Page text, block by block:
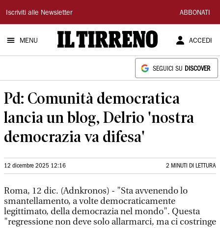
Il
Tirreno
Iscriviti alle Newsletter ABBONATI
MENU ACCEDI
SEGUICI SU DISCOVER
Pd: Comunità democratica
lancia un blog, Delrio 'nostra
democrazia va difesa'
12 dicembre 2025 12:16 2 MINUTI DI LETTURA
Roma, 12 dic. (Adnkronos) - "Sta avvenendo lo
smantellamento, a volte democraticamente
legittimato, della democrazia nel mondo". Questa
"regressione non deve solo allarmarci, ma ci costringe